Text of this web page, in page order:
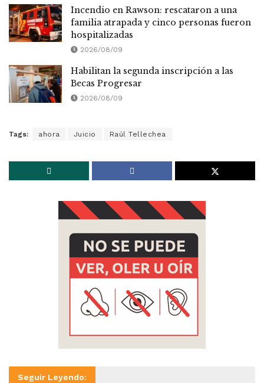
Incendio en Rawson: rescataron a una
familia atrapada y cinco personas fueron
hospitalizadas
2026/08/09
Habilitan la segunda inscripción a las
Becas Progresar
2026/08/09
Tags: ahora Juicio Raúl Tellechea
Seguir Leyendo: